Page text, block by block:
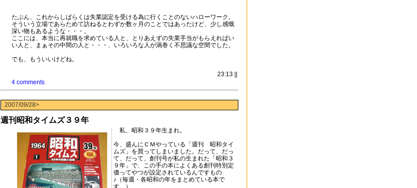
たぶん、これからしばらくは失業認定を受ける為に行くことのないハローワーク。
そういう立場であらためて訪ねるとわずか数ヶ月のことではあったけど、少し感慨
深い物もあるような・・・。
ここには、本当に再就職を求めている人と、とりあえずの失業手当がもらえればい
い人と、まぁその中間の人と・・・、いろいろな人が渦巻く不思議な空間でした。
でも、もういいけどね。
23:13 ||
4 comments
2007/09/28>
週刊昭和タイムズ３９年
私、昭和３９年生まれ。
今、盛んにＣＭやっている「週刊 昭和タイ
ムズ」を買ってしまいました。だって、だっ
て、だって、創刊号が私の生まれた「昭和３
９年」で、この手の本によくある創刊特別定
価ってやつが設定されているんですもの
♪（毎週・各昭和の年をまとめている本で
す。）